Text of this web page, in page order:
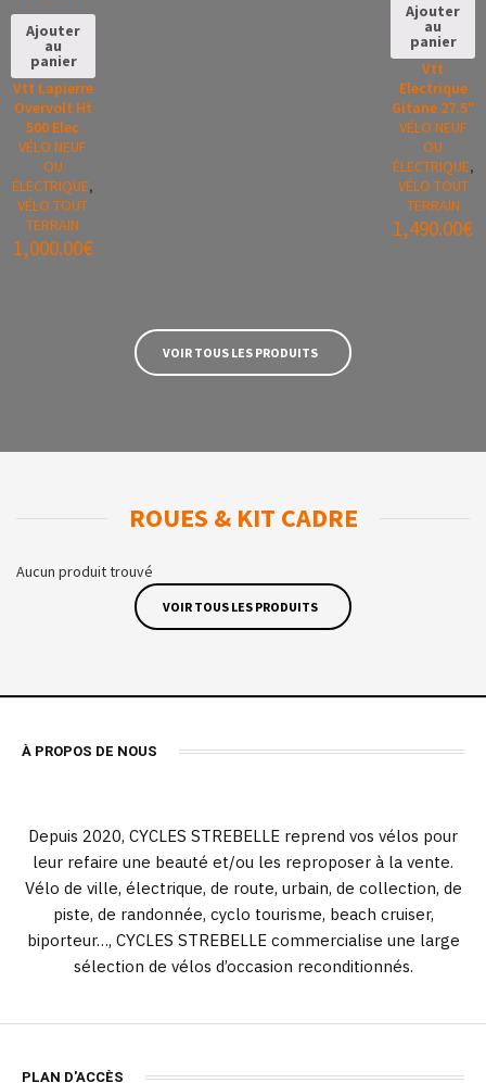
Ajouter
au
panier
Vtt Lapierre
Overvolt Ht
500 Elec
VÉLO NEUF
OU
ÉLECTRIQUE,
VÉLO TOUT
TERRAIN
1,000.00€
Ajouter
au
panier
Vtt
Electrique
Gitane 27.5″
VÉLO NEUF
OU
ÉLECTRIQUE,
VÉLO TOUT
TERRAIN
1,490.00€
VOIR TOUS LES PRODUITS
ROUES & KIT CADRE
Aucun produit trouvé
VOIR TOUS LES PRODUITS
À PROPOS DE NOUS
Depuis 2020, CYCLES STREBELLE reprend vos vélos pour
leur refaire une beauté et/ou les reproposer à la vente.
Vélo de ville, électrique, de route, urbain, de collection, de
piste, de randonnée, cyclo tourisme, beach cruiser,
biporteur…, CYCLES STREBELLE commercialise une large
sélection de vélos d’occasion reconditionnés.
PLAN D'ACCÈS